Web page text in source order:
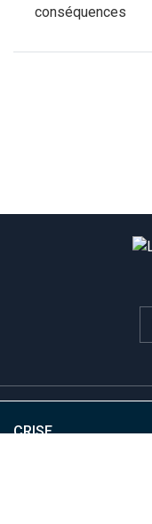
conséquences
CRISE